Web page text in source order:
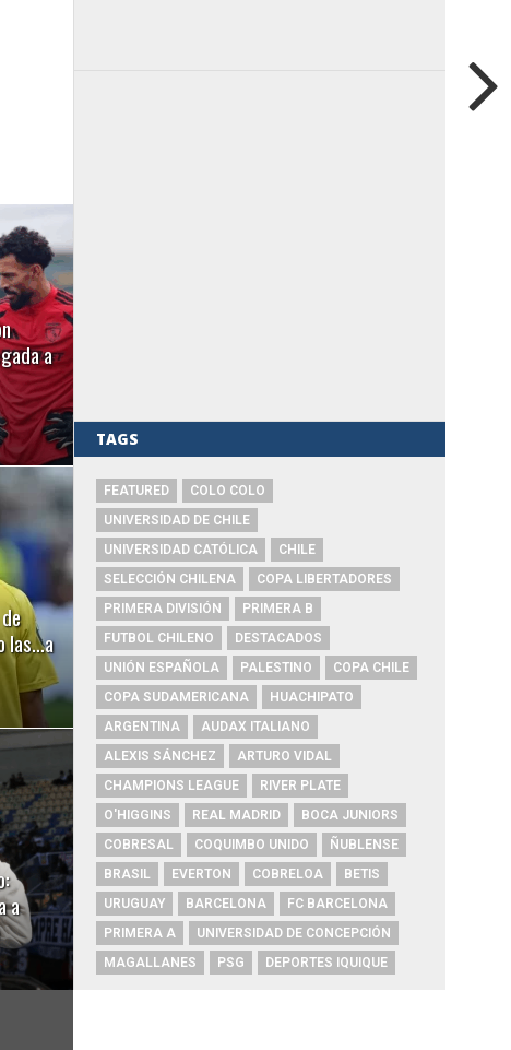
a
las…a
a
TAGS
FEATURED
COLO COLO
UNIVERSIDAD DE CHILE
UNIVERSIDAD CATÓLICA
CHILE
SELECCIÓN CHILENA
COPA LIBERTADORES
PRIMERA DIVISIÓN
PRIMERA B
FUTBOL CHILENO
DESTACADOS
UNIÓN ESPAÑOLA
PALESTINO
COPA CHILE
COPA SUDAMERICANA
HUACHIPATO
ARGENTINA
AUDAX ITALIANO
ALEXIS SÁNCHEZ
ARTURO VIDAL
CHAMPIONS LEAGUE
RIVER PLATE
O'HIGGINS
REAL MADRID
BOCA JUNIORS
COBRESAL
COQUIMBO UNIDO
ÑUBLENSE
BRASIL
EVERTON COBRELOA
BETIS
URUGUAY
BARCELONA
FC BARCELONA
PRIMERA A
UNIVERSIDAD DE CONCEPCIÓN
MAGALLANES
PSG DEPORTES IQUIQUE